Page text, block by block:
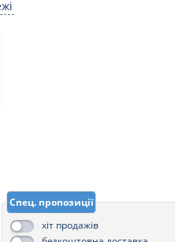
Спец. пропозиції
хіт продажів